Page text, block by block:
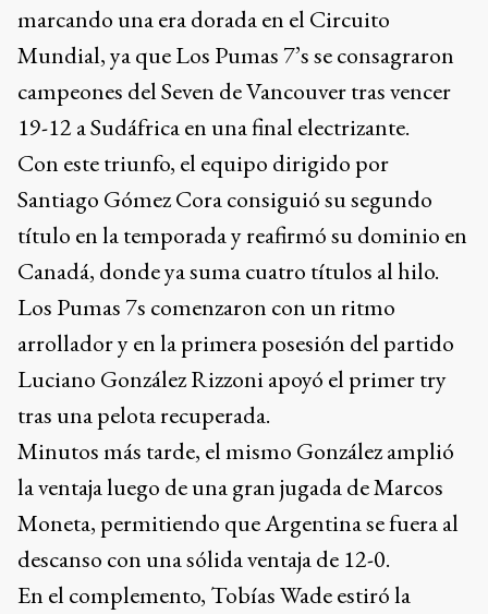
marcando una era dorada en el Circuito
Mundial, ya que Los Pumas 7’s se consagraron
campeones del Seven de Vancouver tras vencer
19-12 a Sudáfrica en una final electrizante.
Con este triunfo, el equipo dirigido por
Santiago Gómez Cora consiguió su segundo
título en la temporada y reafirmó su dominio en
Canadá, donde ya suma cuatro títulos al hilo.
Los Pumas 7s comenzaron con un ritmo
arrollador y en la primera posesión del partido
Luciano González Rizzoni apoyó el primer try
tras una pelota recuperada.
Minutos más tarde, el mismo González amplió
la ventaja luego de una gran jugada de Marcos
Moneta, permitiendo que Argentina se fuera al
descanso con una sólida ventaja de 12-0.
En el complemento, Tobías Wade estiró la